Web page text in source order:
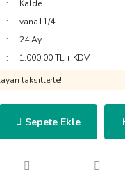
Kalde
vana11/4
24 Ay
1.000,00 TL + KDV
taksitlerle!
Sepete Ekle